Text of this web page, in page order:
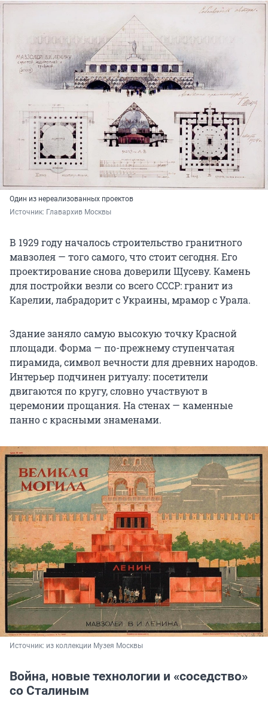
Один из нереализованных проектов
Источник: Главархив Москвы
В 1929 году началось строительство гранитного
мавзолея — того самого, что стоит сегодня. Его
проектирование снова доверили Щусеву. Камень
для постройки везли со всего СССР: гранит из
Карелии, лабрадорит с Украины, мрамор с Урала.
Здание заняло самую высокую точку Красной
площади. Форма — по-прежнему ступенчатая
пирамида, символ вечности для древних народов.
Интерьер подчинен ритуалу: посетители
двигаются по кругу, словно участвуют в
церемонии прощания. На стенах — каменные
панно с красными знаменами.
Источник: из коллекции Музея Москвы
Война, новые технологии и «соседство»
со Сталиным